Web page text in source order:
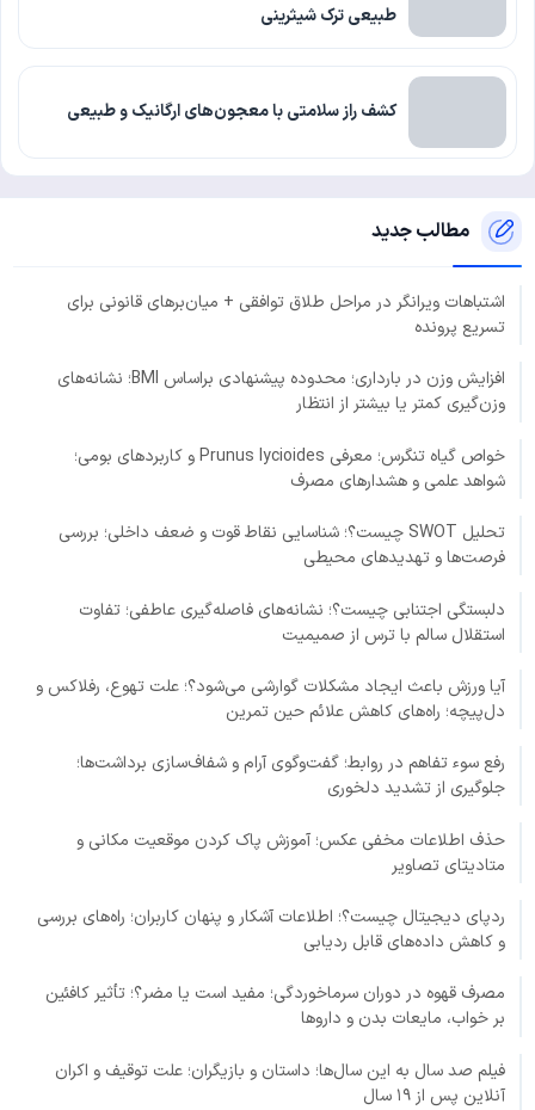
طبیعی ترک شیثرینی
کشف راز سلامتی با معجون‌های ارگانیک و طبیعی
مطالب جدید
اشتباهات ویرانگر در مراحل طلاق توافقی + میان‌برهای قانونی برای
تسریع پرونده
افزایش وزن در بارداری؛ محدوده پیشنهادی براساس BMI؛ نشانه‌های
وزن‌گیری کمتر یا بیشتر از انتظار
خواص گیاه تنگرس؛ معرفی Prunus lycioides و کاربردهای بومی؛
شواهد علمی و هشدارهای مصرف
تحلیل SWOT چیست؟؛ شناسایی نقاط قوت و ضعف داخلی؛ بررسی
فرصت‌ها و تهدیدهای محیطی
دلبستگی اجتنابی چیست؟؛ نشانه‌های فاصله‌گیری عاطفی؛ تفاوت
استقلال سالم با ترس از صمیمیت
آیا ورزش باعث ایجاد مشکلات گوارشی می‌شود؟؛ علت تهوع، رفلاکس و
دل‌پیچه؛ راه‌های کاهش علائم حین تمرین
رفع سوء تفاهم در روابط؛ گفت‌وگوی آرام و شفاف‌سازی برداشت‌ها؛
جلوگیری از تشدید دلخوری
حذف اطلاعات مخفی عکس؛ آموزش پاک کردن موقعیت مکانی و
متادیتای تصاویر
ردپای دیجیتال چیست؟؛ اطلاعات آشکار و پنهان کاربران؛ راه‌های بررسی
و کاهش داده‌های قابل ردیابی
مصرف قهوه در دوران سرماخوردگی؛ مفید است یا مضر؟؛ تأثیر کافئین
بر خواب، مایعات بدن و داروها
فیلم صد سال به این سال‌ها؛ داستان و بازیگران؛ علت توقیف و اکران
آنلاین پس از ۱۹ سال